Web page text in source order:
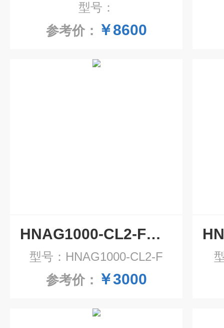
型号：
参考价： ￥8600
HNAG1000-CL2-F氯气气体泄露检漏仪 气体检测仪
型号：HNAG1000-CL2-F
参考价： ￥3000